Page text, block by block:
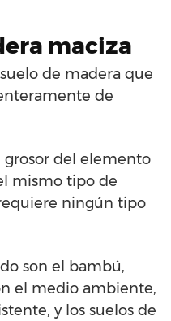
maciza
de madera que
de
grosor del elemento
mismo tipo de
ningún tipo
son el bambú,
el medio ambiente,
y los suelos de